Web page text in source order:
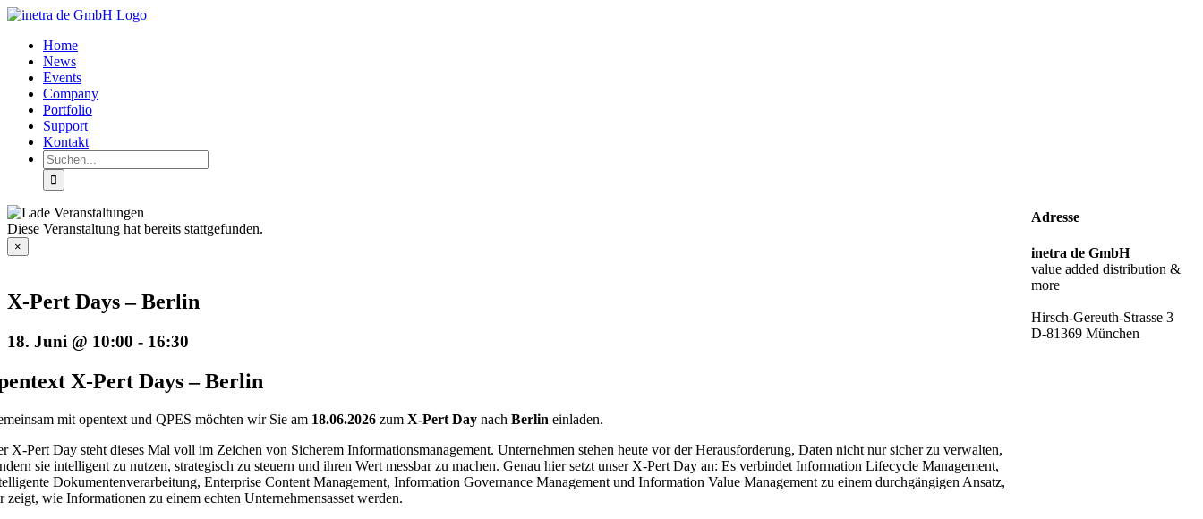
Zum
springenHome
News
Events
Company
Portfolio
Support
Kontakt
Suche
nach:
Diese Veranstaltung hat bereits stattgefunden.
×
X-Pert Days – Berlin
18. Juni @ 10:00 - 16:30
X-Pert Days – Berlin
mit opentext und QPES möchten wir Sie am 18.06.2026 zumX-Pert Day nachBerlin einladen.
X-Pert Day steht dieses Mal voll im Zeichen von Sicherem Informationsmanagement. Unternehmen stehen heute vor der Herausforderung, Daten nicht nur sicher zu verwalten,
sie intelligent zu nutzen, strategisch zu steuern und ihren Wert messbar zu machen. Genau hier setzt unser X-Pert Day an: Es verbindet Information Lifecycle Management,
Dokumentenverarbeitung, Enterprise Content Management, Information Governance Management und Information Value Management zu einem durchgängigen Ansatz,
zeigt, wie Informationen zu einem echten Unternehmensasset werden.
Adresse
inetra de GmbH
value added distribution &
more
Hirsch-Gereuth-Strasse 3
D-81369 München